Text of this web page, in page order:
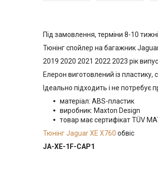
Під замовлення, терміни 8-10
Тюнінг спойлер на багажник
2019 2020 2021 2022 2023 рік
Елерон виготовлений із
Ідеально підходить і не потребує
матеріал: ABS-пластик
виробник: Maxton Design
товар має сертифікат TÜV
Тюнінг Jaguar XE X760 обвіс
JA-XE-1F-CAP1